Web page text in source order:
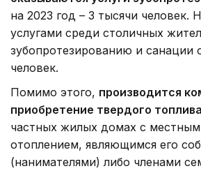
на 2023 год – 3 тысячи человек.
услугами среди столичных
зубопротезированию и санации
человек.
Помимо этого, производится
приобретение твердого топлива
частных жилых домах с
отоплением, являющимся его
(нанимателями) либо членами